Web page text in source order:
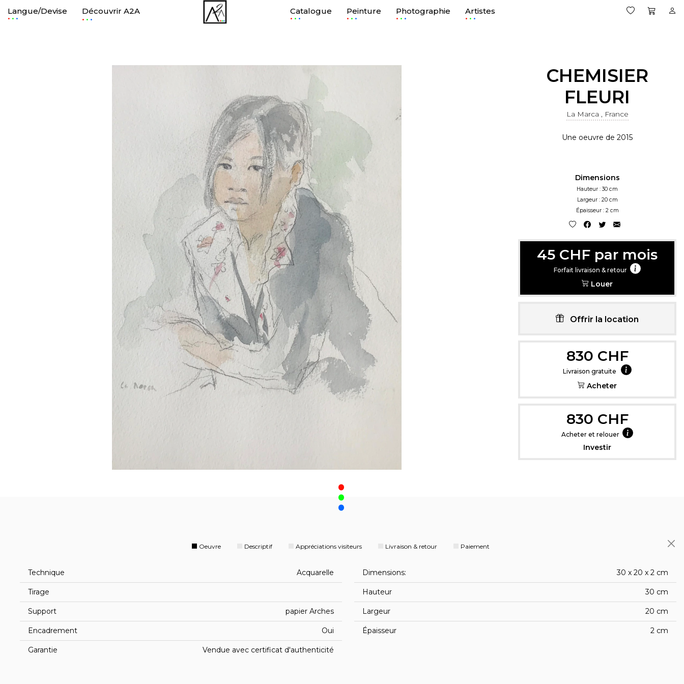
Langue/Devise
. Découvrir A2A
. Catalogue
. Peinture
. Photographie
. Artistes
.
CHEMISIER
FLEURI
La Marca , France
Une oeuvre de 2015
Dimensions
Hauteur : 30 cm
Largeur : 20 cm
Épaisseur : 2 cm
45 CHF par mois
Forfait livraison & retour
Louer
Offrir la location
830 CHF
Livraison gratuite
Acheter
830 CHF
Acheter et relouer
Investir
.
Oeuvre Descriptif Appréciations visiteurs Livraison & retour Paiement
Technique Acquarelle
Tirage
Support papier Arches
Encadrement Oui
Garantie Vendue avec certificat d'authenticité
Dimensions: 30 x 20 x 2 cm
Hauteur 30 cm
Largeur 20 cm
Épaisseur 2 cm